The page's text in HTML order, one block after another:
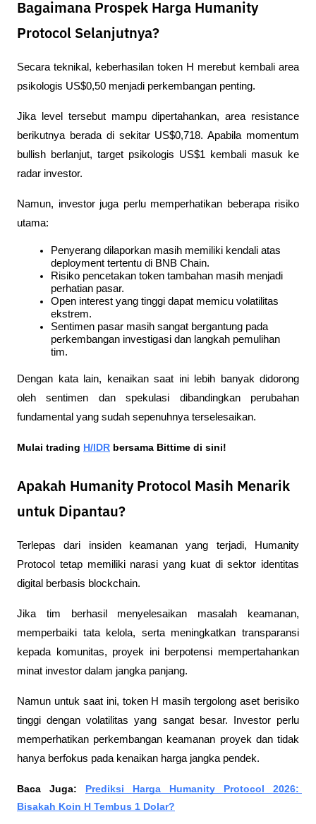
Bagaimana Prospek Harga Humanity
Protocol Selanjutnya?
Secara teknikal, keberhasilan token H merebut kembali area
psikologis US$0,50 menjadi perkembangan penting.
Jika level tersebut mampu dipertahankan, area resistance
berikutnya berada di sekitar US$0,718. Apabila momentum
bullish berlanjut, target psikologis US$1 kembali masuk ke
radar investor.
Namun, investor juga perlu memperhatikan beberapa risiko
utama:
Penyerang dilaporkan masih memiliki kendali atas
deployment tertentu di BNB Chain.
Risiko pencetakan token tambahan masih menjadi
perhatian pasar.
Open interest yang tinggi dapat memicu volatilitas
ekstrem.
Sentimen pasar masih sangat bergantung pada
perkembangan investigasi dan langkah pemulihan
tim.
Dengan kata lain, kenaikan saat ini lebih banyak didorong
oleh sentimen dan spekulasi dibandingkan perubahan
fundamental yang sudah sepenuhnya terselesaikan.
Mulai trading H/IDR bersama Bittime di sini!
Apakah Humanity Protocol Masih Menarik
untuk Dipantau?
Terlepas dari insiden keamanan yang terjadi, Humanity
Protocol tetap memiliki narasi yang kuat di sektor identitas
digital berbasis blockchain.
Jika tim berhasil menyelesaikan masalah keamanan,
memperbaiki tata kelola, serta meningkatkan transparansi
kepada komunitas, proyek ini berpotensi mempertahankan
minat investor dalam jangka panjang.
Namun untuk saat ini, token H masih tergolong aset berisiko
tinggi dengan volatilitas yang sangat besar. Investor perlu
memperhatikan perkembangan keamanan proyek dan tidak
hanya berfokus pada kenaikan harga jangka pendek.
Baca Juga: Prediksi Harga Humanity Protocol 2026:
Bisakah Koin H Tembus 1 Dolar?